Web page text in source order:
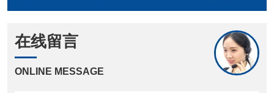
在线留言
ONLINE MESSAGE